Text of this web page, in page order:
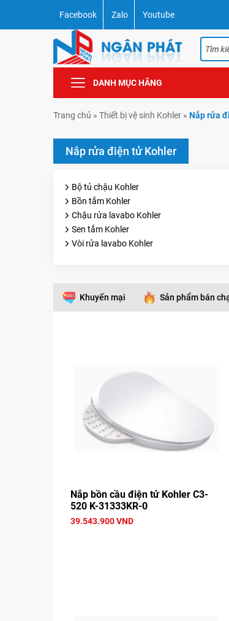
Facebook Zalo Youtube
DANH MỤC HÃNG
Trang chủ » Thiết bị vệ sinh Kohler » Nắp rửa
Nắp rửa điện tử Kohler
Bộ tủ chậu Kohler
Bồn tắm Kohler
Chậu rửa lavabo Kohler
Sen tắm Kohler
Vòi rửa lavabo Kohler
Khuyến mại Sản phẩm bán
Nắp bồn cầu điện tử Kohler C3-
520 K-31333KR-0
39.543.900 VND